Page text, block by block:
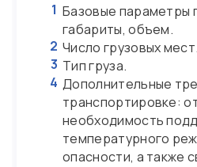
1 Базовые параметры
габариты, объем.
2 Число грузовых мест.
3 Тип груза.
4 Дополнительные
транспортировке:
необходимость
температурного
опасности, а также